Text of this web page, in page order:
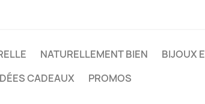
NATURELLEMENT BIEN BIJOUX
CADEAUX
PROMOS